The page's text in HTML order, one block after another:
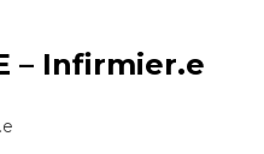
– Infirmier.e